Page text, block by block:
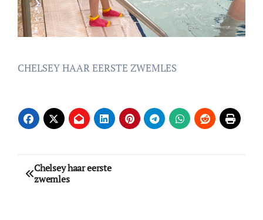
CHELSEY HAAR EERSTE ZWEMLES
Bericht
navigatie
Chelsey haar eerste
zwemles